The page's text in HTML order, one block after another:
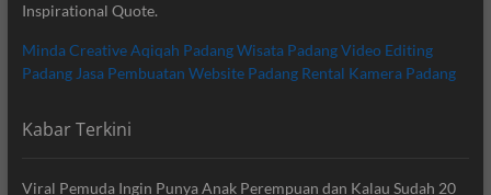
Inspirational Quote.
Minda CreativeAqiqah PadangWisata PadangVideo Editing
Padang Jasa Pembuatan Website Padang Rental Kamera Padang
Kabar Terkini
Viral Pemuda Ingin Punya Anak Perempuan dan Kalau Sudah 20